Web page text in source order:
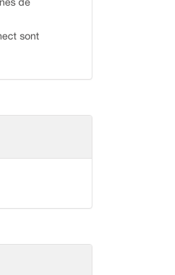
sont